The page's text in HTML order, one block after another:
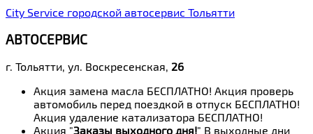
City Service городской автосервис Тольятти
АВТОСЕРВИС
г. Тольятти, ул. Воскресенская, 26
Акция замена масла БЕСПЛАТНО! Акция проверь
автомобиль перед поездкой в отпуск БЕСПЛАТНО!
Акция удаление катализатора БЕСПЛАТНО!
Акция "Заказы выходного дня!" В выходные дни